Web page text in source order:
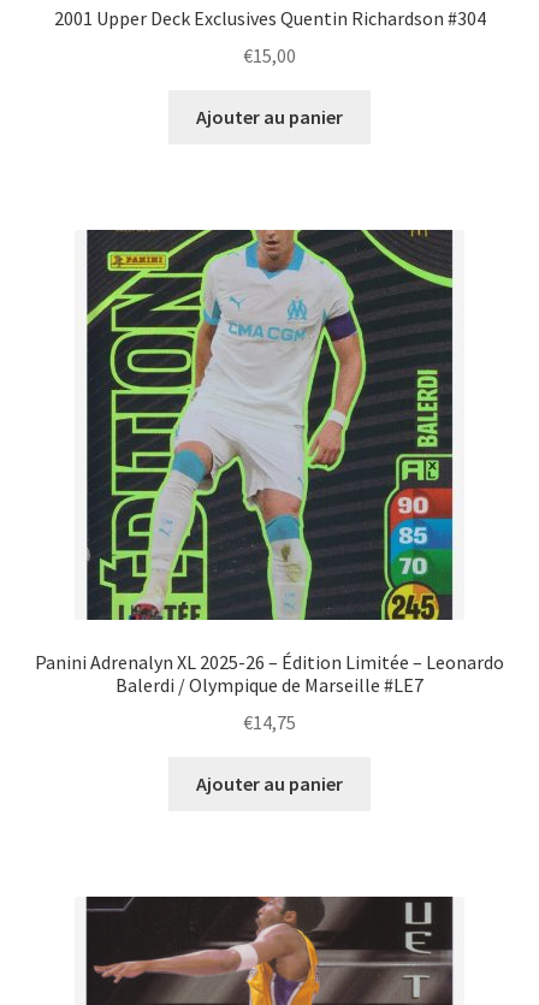
2001 Upper Deck Exclusives Quentin Richardson #304
€15,00
Ajouter au panier
Panini Adrenalyn XL 2025-26 – Édition Limitée – Leonardo
Balerdi / Olympique de Marseille #LE7
€14,75
Ajouter au panier